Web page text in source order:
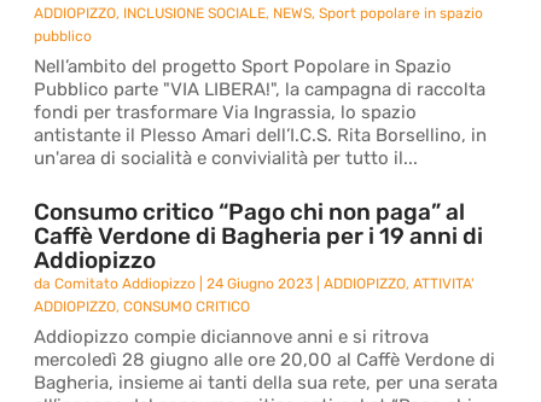
ADDIOPIZZO, INCLUSIONE SOCIALE, NEWS,Sport popolare in spazio
pubblico
Nell’ambito del progetto Sport Popolare in Spazio
Pubblico parte "VIA LIBERA!", la campagna di raccolta
fondi per trasformare Via Ingrassia, lo spazio
antistante il Plesso Amari dell’I.C.S. Rita Borsellino, in
un'area di socialità e convivialità per tutto il...
Consumo critico “Pago chi non paga” al
Caffè Verdone di Bagheria per i 19 anni di
Addiopizzo
daComitato Addiopizzo |24 Giugno 2023 |ADDIOPIZZO,ATTIVITA'
ADDIOPIZZO,CONSUMO CRITICO
Addiopizzo compie diciannove anni e si ritrova
mercoledì 28 giugno alle ore 20,00 al Caffè Verdone di
Bagheria, insieme ai tanti della sua rete, per una serata